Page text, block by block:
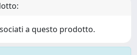
a questo prodotto.